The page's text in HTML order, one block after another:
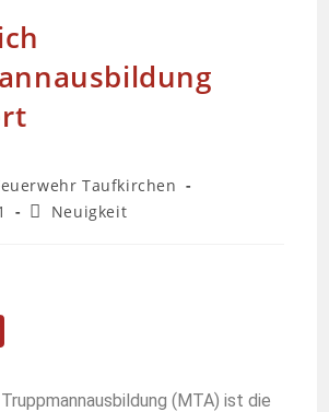
Taufkirchen
Neuigkeit
a
(MTA) ist die